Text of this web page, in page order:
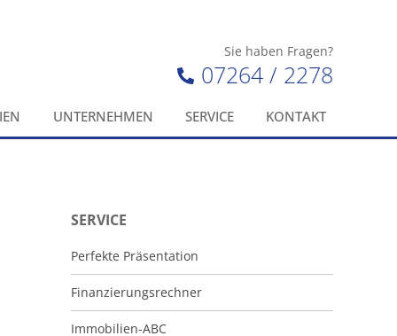
Sie haben Fragen?
07264 / 2278
UNTERNEHMEN SERVICE KONTAKT
SERVICE
Perfekte Präsentation
Finanzierungsrechner
Immobilien-ABC